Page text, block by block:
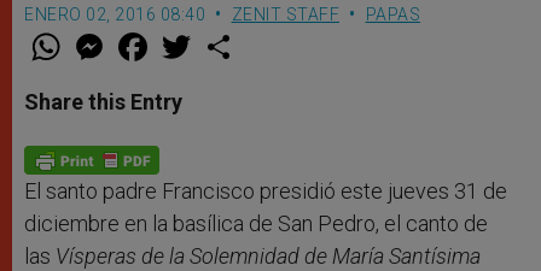
ENERO 02, 2016 08:40 ZENIT STAFF PAPAS
W
t
s
p
p
M
e
s
e
g
e
r
F
a
e
b
o
k
w
Share this Entry
El santo padre Francisco presidió este jueves 31 de
diciembre en la basílica de San Pedro, el canto de
las Vísperas de la Solemnidad de María Santísima